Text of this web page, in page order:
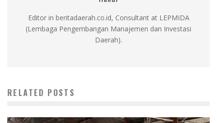
Editor in beritadaerah.co.id, Consultant at LEPMIDA
(Lembaga Pengembangan Manajemen dan Investasi
Daerah).
RELATED POSTS